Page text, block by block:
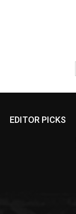
EDITOR PICKS